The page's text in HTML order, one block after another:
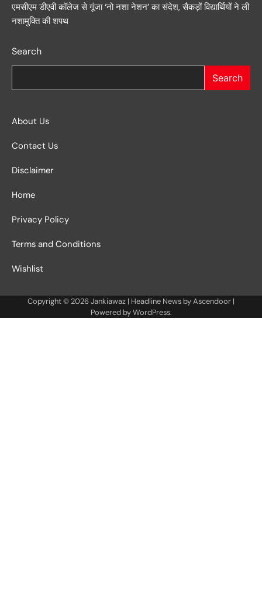
एमसीएम डीएवी कॉलेज से गूंजा ‘नो नशा नेशन’ का संदेश, सैकड़ों विद्यार्थियों ने ली
नशामुक्ति की शपथ
Search
Search
About Us
Contact Us
Disclaimer
Home
Privacy Policy
Terms and Conditions
Wishlist
Copyright © 2026Jankiawaz | Headline News byAscendoor |
Powered byWordPress.